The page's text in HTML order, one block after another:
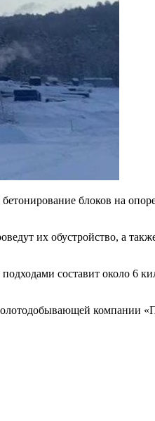
блоков на
их обустройство, а
составит около 6
компании